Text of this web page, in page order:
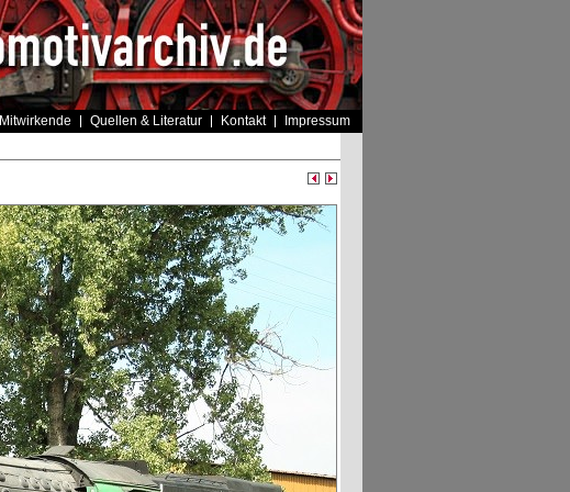
Mitwirkende Quellen & Literatur Kontakt Impressum